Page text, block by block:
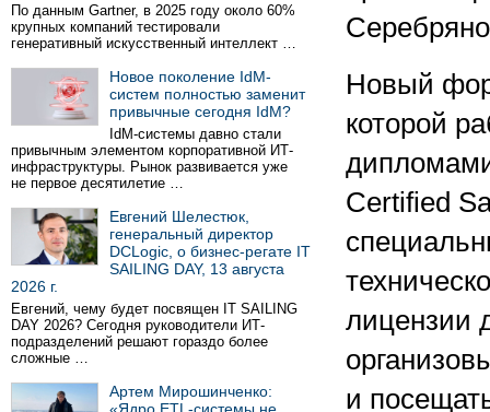
По данным Gartner, в 2025 году около 60%
крупных компаний тестировали
генеративный искусственный интеллект …
Новое поколение IdM-
систем полностью заменит
привычные сегодня IdM?
IdM-системы давно стали
привычным элементом корпоративной ИТ-
инфраструктуры. Рынок развивается уже
не первое десятилетие …
Евгений Шелестюк,
генеральный директор
DCLogic, о бизнес-регате IT
SAILING DAY, 13 августа
2026 г.
Евгений, чему будет посвящен IT SAILING
DAY 2026? Сегодня руководители ИТ-
подразделений решают гораздо более
сложные …
Артем Мирошинченко:
Новый
которой
Certified
лицензии
и